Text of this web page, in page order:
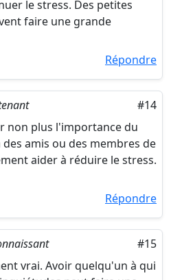
le stress. Des petites
faire une grande
Répondre
#14
non plus l'importance du
amis ou des membres de
aider à réduire le stress.
Répondre
#15
vrai. Avoir quelqu'un à qui